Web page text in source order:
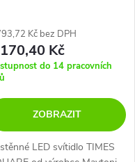
Kč bez DPH
Kč
do 14 pracovních
ZOBRAZIT
LED svítidlo TIMES